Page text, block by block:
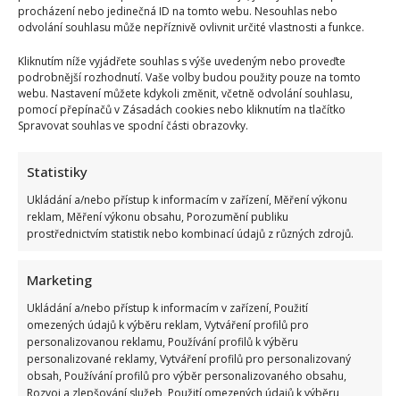
procházení nebo jedinečná ID na tomto webu. Nesouhlas nebo
odvolání souhlasu může nepříznivě ovlivnit určité vlastnosti a funkce.
Kliknutím níže vyjádřete souhlas s výše uvedeným nebo proveďte
podrobnější rozhodnutí. Vaše volby budou použity pouze na tomto
webu. Nastavení můžete kdykoli změnit, včetně odvolání souhlasu,
pomocí přepínačů v Zásadách cookies nebo kliknutím na tlačítko
Spravovat souhlas ve spodní části obrazovky.
Statistiky
Ukládání a/nebo přístup k informacím v zařízení, Měření výkonu
reklam, Měření výkonu obsahu, Porozumění publiku
prostřednictvím statistik nebo kombinací údajů z různých zdrojů.
Marketing
Ukládání a/nebo přístup k informacím v zařízení, Použití
omezených údajů k výběru reklam, Vytváření profilů pro
personalizovanou reklamu, Používání profilů k výběru
personalizované reklamy, Vytváření profilů pro personalizovaný
obsah, Používání profilů pro výběr personalizovaného obsahu,
Rozvoj a zlepšování služeb, Použití omezených údajů k výběru